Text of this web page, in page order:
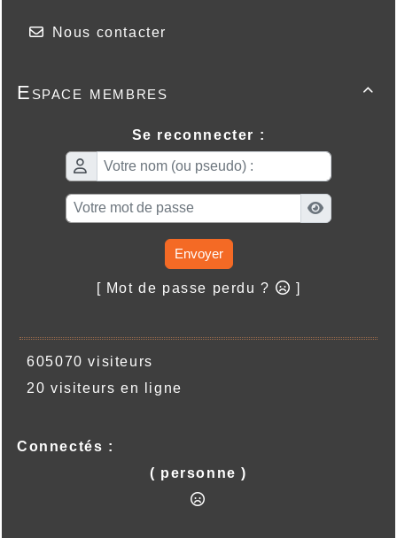
Nous contacter

Espace membres
Se reconnecter :
Envoyer
[ Mot de passe perdu ? ]
605070 visiteurs
20 visiteurs en ligne
Connectés :
( personne )